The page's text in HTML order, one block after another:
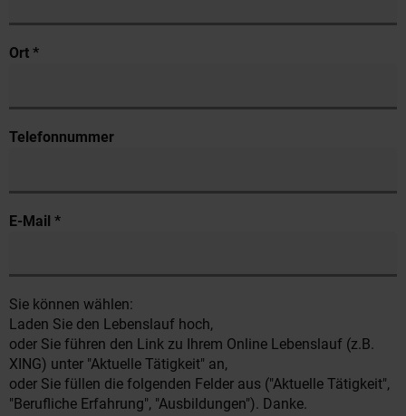
Ort *
Telefonnummer
E-Mail *
Sie können wählen:
Laden Sie den Lebenslauf hoch,
oder Sie führen den Link zu Ihrem Online Lebenslauf (z.B.
XING) unter "Aktuelle Tätigkeit" an,
oder Sie füllen die folgenden Felder aus ("Aktuelle Tätigkeit",
"Berufliche Erfahrung", "Ausbildungen"). Danke.